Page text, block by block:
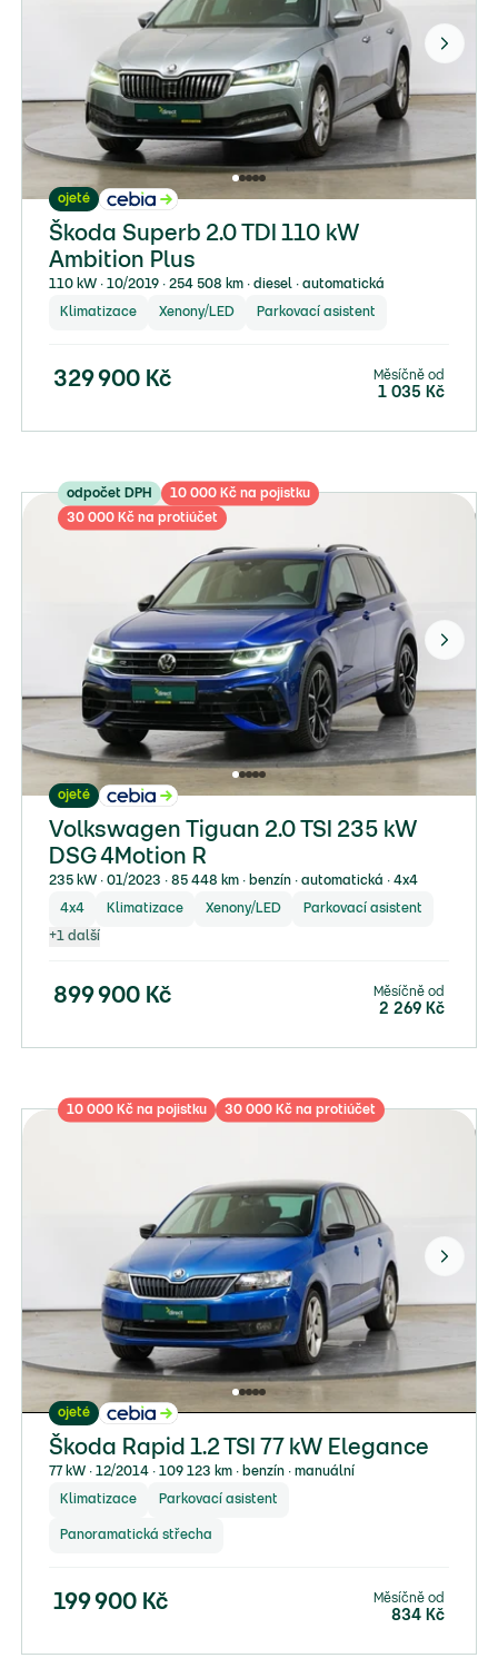
ojeté
Škoda Superb 2.0 TDI 110 kW
Ambition Plus
110 kW ∙ 10/2019 ∙ 254 508 km ∙ diesel ∙ automatická
Klimatizace Xenony/LED Parkovací asistent
329 900 Kč Měsíčně od
1 035 Kč
odpočet DPH
10 000 Kč na pojistku
30 000 Kč na protiúčet
ojeté
Volkswagen Tiguan 2.0 TSI 235 kW
DSG 4Motion R
235 kW ∙ 01/2023 ∙ 85 448 km ∙ benzín ∙ automatická ∙ 4x4
4x4 Klimatizace Xenony/LED Parkovací asistent
+1 další
899 900 Kč Měsíčně od
2 269 Kč
10 000 Kč na pojistku 30 000 Kč na protiúčet
ojeté
Škoda Rapid 1.2 TSI 77 kW Elegance
77 kW ∙ 12/2014 ∙ 109 123 km ∙ benzín ∙ manuální
Klimatizace Parkovací asistent
Panoramatická střecha
199 900 Kč Měsíčně od
834 Kč